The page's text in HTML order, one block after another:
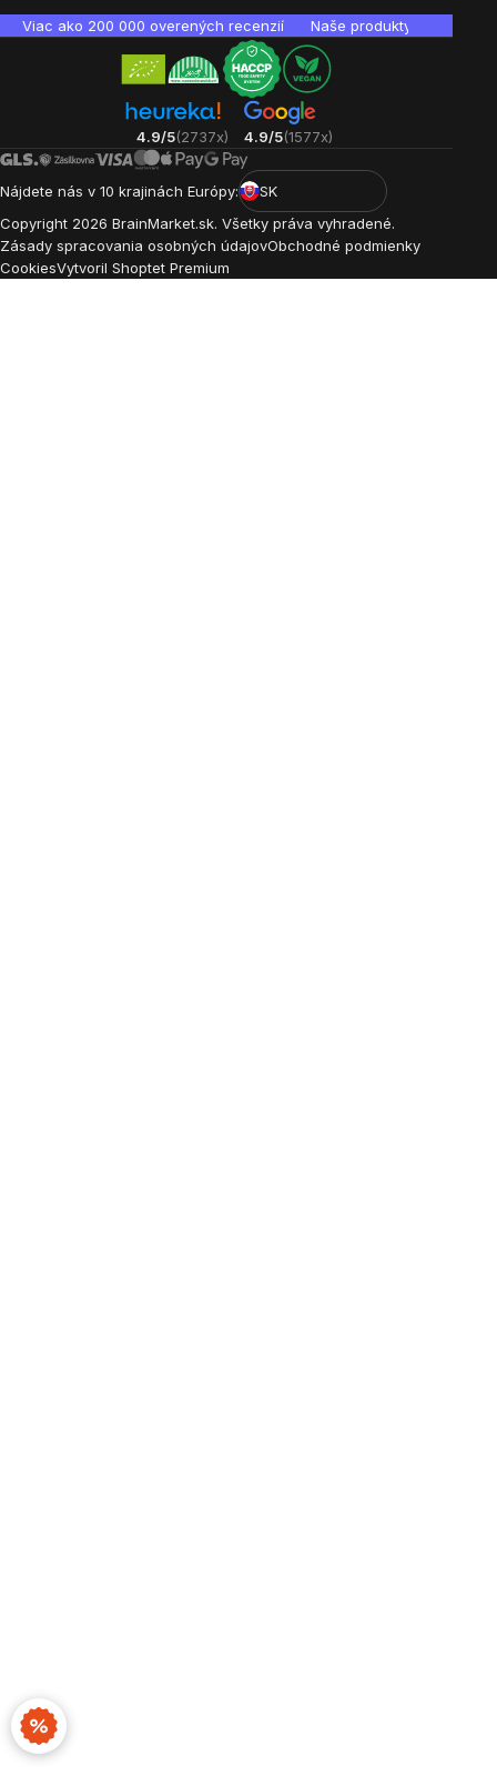
Viac ako 200 000 overených recenzií Naše produkty sú
4.9/5(2737x) 4.9/5(1577x)
Nájdete nás v 10 krajinách Európy:
SK
Copyright 2026 BrainMarket.sk. Všetky práva vyhradené.
Zásady spracovania osobných údajovObchodné podmienky
CookiesVytvoril Shoptet Premium